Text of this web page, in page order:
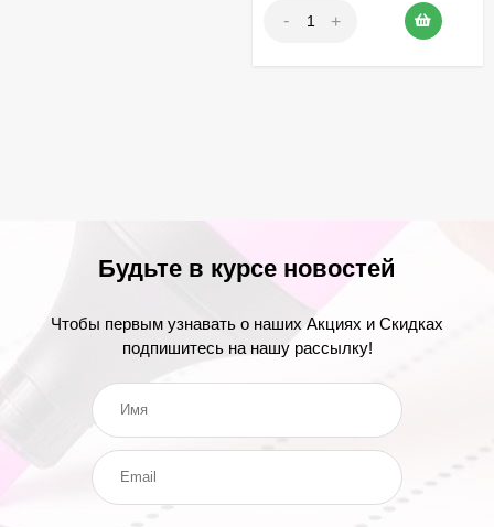
- +
Будьте в курсе новостей
Чтобы первым узнавать о наших Акциях и Скидках
подпишитесь на нашу рассылку!